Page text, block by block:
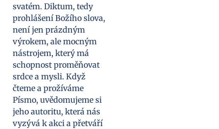
svatém. Diktum, tedy
prohlášení Božího slova,
není jen prázdným
výrokem, ale mocným
nástrojem, který má
schopnost proměňovat
srdce a mysli. Když
čteme a prožíváme
Písmo, uvědomujeme si
jeho autoritu, která nás
vyzývá k akci a přetváří